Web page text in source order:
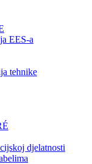
EES-a
tehnike
djelatnosti